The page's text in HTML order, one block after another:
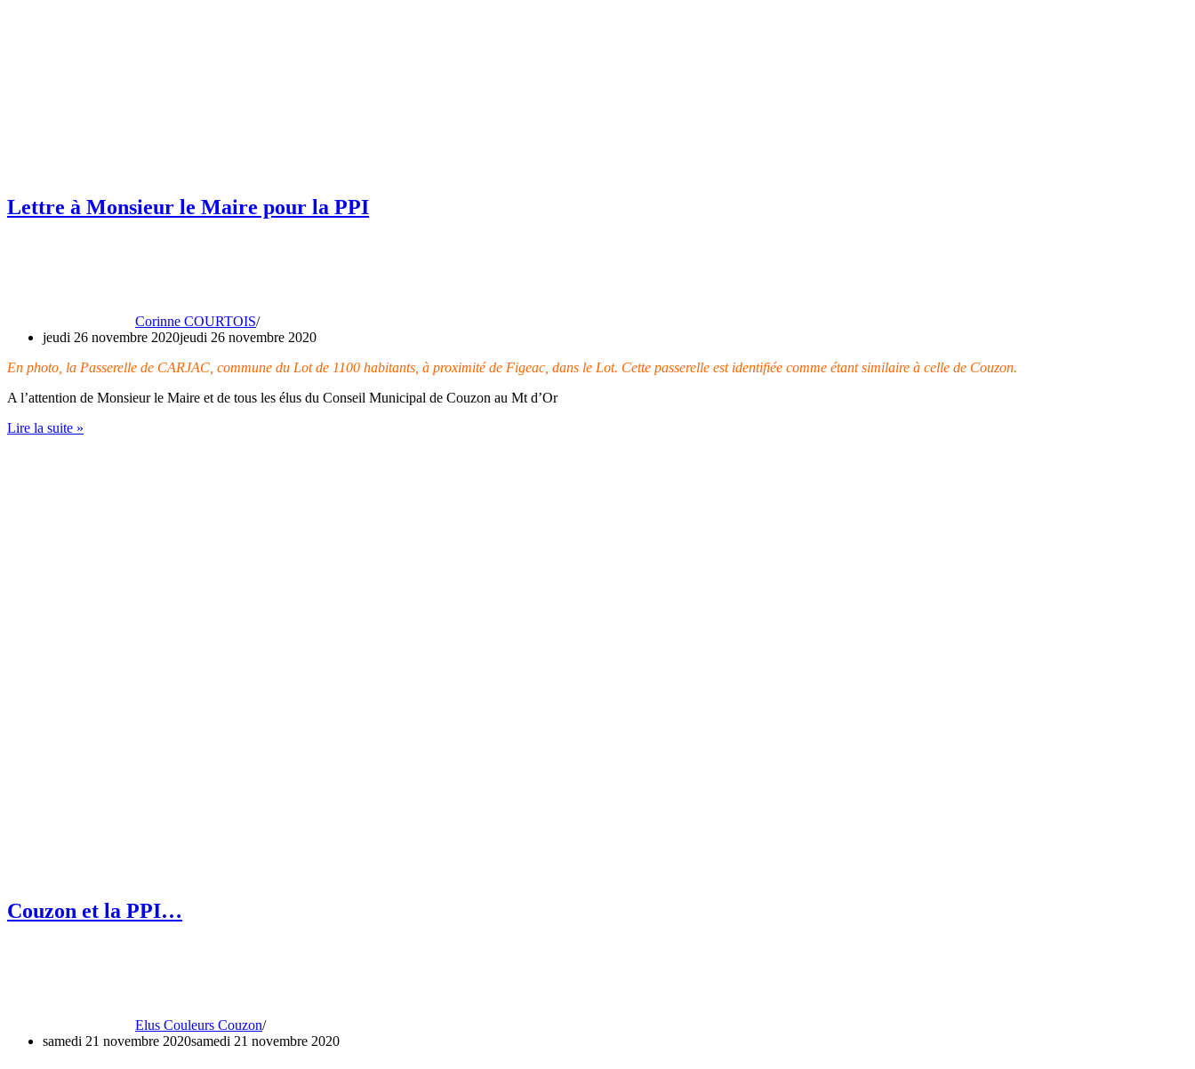
Lettre à Monsieur le Maire pour la PPI
Corinne COURTOIS
jeudi 26 novembre 2020jeudi 26 novembre 2020
En photo, la Passerelle de CARJAC, commune du Lot de 1100 habitants, à proximité de Figeac, dans le Lot. Cette passerelle est identifiée comme étant similaire à celle de Couzon.
A l’attention de Monsieur le Maire et de tous les élus du Conseil Municipal de Couzon au Mt d’Or
Lire la suite »
Couzon et la PPI…
Elus Couleurs Couzon
samedi 21 novembre 2020samedi 21 novembre 2020